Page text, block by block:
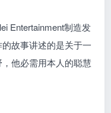
Entertainment制造发
故事讲述的是关于一
他必需用本人的聪慧